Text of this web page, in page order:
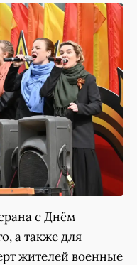
с Днём
а также для
жителей военные